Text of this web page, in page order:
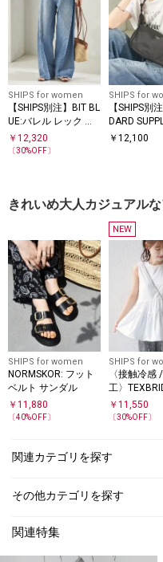
SHIPS for women
【SHIPS別注】BIT BL
UE:バレル レック デ
ニム パンツ
￥ 12,320
〔30%OFF〕
SHIPS for
【SHIPS別
DARD
イアングル
￥12,100
きれいめ大人カジュアル
SHIPS for women
NORMSKOR: フット
ベルト サンダル
￥ 11,880
〔40%OFF〕
NEW
SHIPS for
〈接触冷感
工〉
タ ノースリ
ウス
￥11,550
〔30%OFF〕
関連カテゴリを探す
その他カテゴリを探す
関連特集